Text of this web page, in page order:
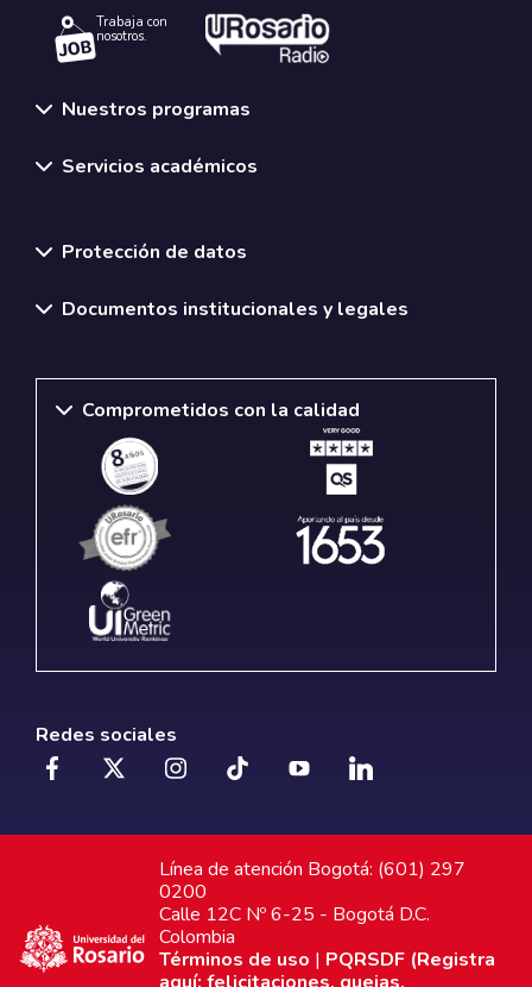
Trabaja con
nosotros.
Nuestros programas
Servicios académicos
Protección de datos
Documentos institucionales y legales
Comprometidos con la calidad
Redes sociales
Línea de atención Bogotá: (601) 297
0200
Calle 12C Nº 6-25 - Bogotá D.C.
Colombia
Términos de uso | PQRSDF (Registra